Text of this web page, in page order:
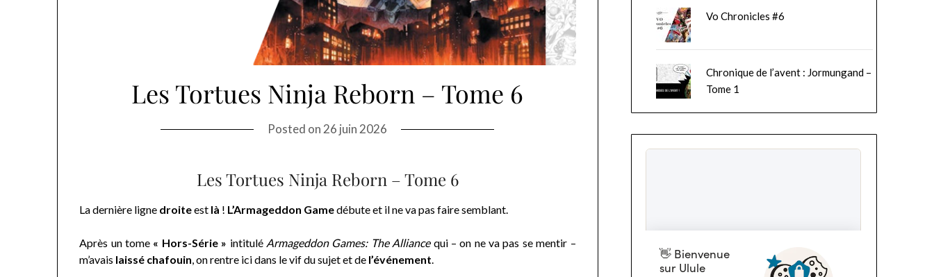
Les Tortues Ninja Reborn – Tome 6
Posted on 26 juin 2026
Les Tortues Ninja Reborn – Tome 6
La dernière ligne droiteest là ! L’Armageddon Gamedébute et il ne va pas faire semblant.
Après un tome « Hors-Série » intitulé Armageddon Games: The Alliancequi – on ne va pas se mentir –
m’avais laissé chafouin , on rentre ici dans le vif du sujet et de l’événement
Vo Chronicles #6
Chronique de l’avent : Jormungand –
Tome 1